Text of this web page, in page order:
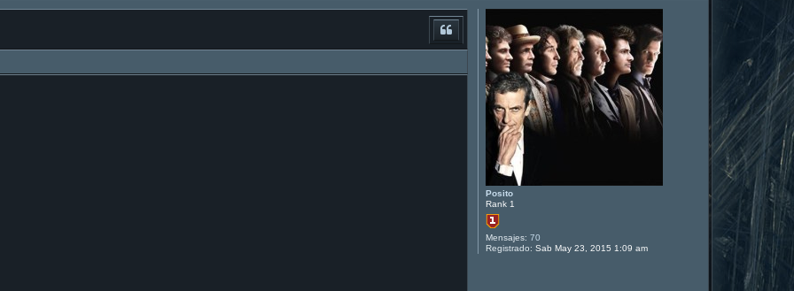
Posito
Rank 1
Mensajes: 70
Registrado: Sab May 23, 2015 1:09 am